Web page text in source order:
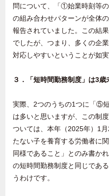
問について、「①始業時刻等
の組み合わせパターンが全体
報告されていました。この結
でしたが、つまり、多くの企
対応しやすいということが如
３．「短時間勤務制度」は3
実際、2つのうちの1つに「⑤
は多いと思いますが、この制
ついては、本年（2025年）1
たない子を養育する労働者に
同様であること」とのみ書か
の短時間勤務制度と同じであ
うわけです。